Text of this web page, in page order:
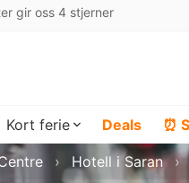
gir oss 4 stjerner
Kort ferie Deals ⏰
Hotell i Saran